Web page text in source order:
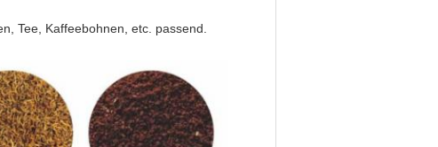
Tee, Kaffeebohnen, etc. passend.